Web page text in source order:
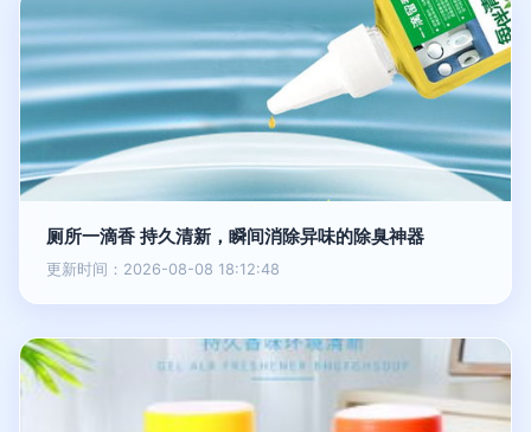
厕所一滴香 持久清新，瞬间消除异味的除臭神器
更新时间：2026-08-08 18:12:48